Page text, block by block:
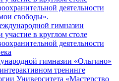
гимназии
в круглом столе
деятельности